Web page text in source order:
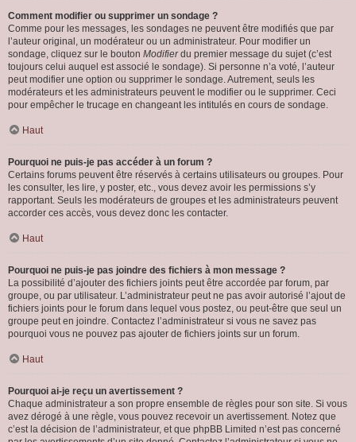
Comment modifier ou supprimer un sondage ?
Comme pour les messages, les sondages ne peuvent être modifiés que par
l’auteur original, un modérateur ou un administrateur. Pour modifier un
sondage, cliquez sur le bouton Modifierdu premier message du sujet (c’est
toujours celui auquel est associé le sondage). Si personne n’a voté, l’auteur
peut modifier une option ou supprimer le sondage. Autrement, seuls les
modérateurs et les administrateurs peuvent le modifier ou le supprimer. Ceci
pour empêcher le trucage en changeant les intitulés en cours de sondage.
Haut
Pourquoi ne puis-je pas accéder à un forum ?
Certains forums peuvent être réservés à certains utilisateurs ou groupes. Pour
les consulter, les lire, y poster, etc., vous devez avoir les permissions s’y
rapportant. Seuls les modérateurs de groupes et les administrateurs peuvent
accorder ces accès, vous devez donc les contacter.
Haut
Pourquoi ne puis-je pas joindre des fichiers à mon message ?
La possibilité d’ajouter des fichiers joints peut être accordée par forum, par
groupe, ou par utilisateur. L’administrateur peut ne pas avoir autorisé l’ajout de
fichiers joints pour le forum dans lequel vous postez, ou peut-être que seul un
groupe peut en joindre. Contactez l’administrateur si vous ne savez pas
pourquoi vous ne pouvez pas ajouter de fichiers joints sur un forum.
Haut
Pourquoi ai-je reçu un avertissement ?
Chaque administrateur a son propre ensemble de règles pour son site. Si vous
avez dérogé à une règle, vous pouvez recevoir un avertissement. Notez que
c’est la décision de l’administrateur, et que phpBB Limited n’est pas concerné